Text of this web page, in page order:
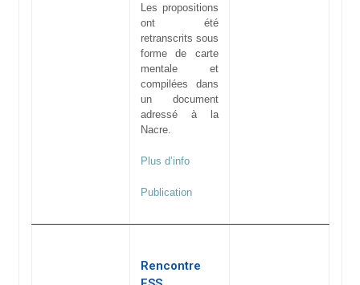
Les propositions
ont été
retranscrits sous
forme de carte
mentale et
compilées dans
un document
adressé à la
Nacre.
Plus d’info
Publication
Rencontre